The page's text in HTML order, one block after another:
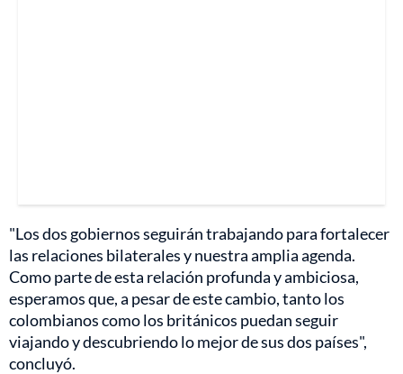
"Los dos gobiernos seguirán trabajando para fortalecer
las relaciones bilaterales y nuestra amplia agenda.
Como parte de esta relación profunda y ambiciosa,
esperamos que, a pesar de este cambio, tanto los
colombianos como los británicos puedan seguir
viajando y descubriendo lo mejor de sus dos países",
concluyó.